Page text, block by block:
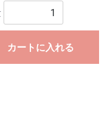
カートに入れる